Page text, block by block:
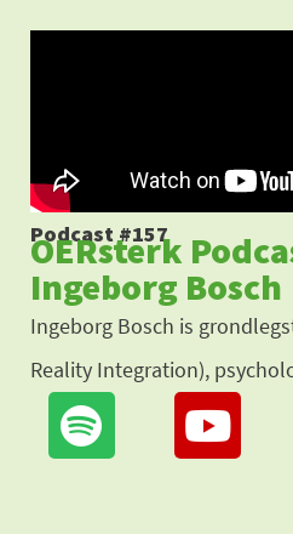
Podcast #157
OERsterk
Ingeborg Bosch
Ingeborg Bosch is
Reality Integration),